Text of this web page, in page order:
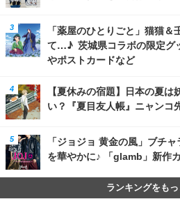
「薬屋のひとりごと」猫猫＆
て…♪ 茨城県コラボの限定グ
やポストカードなど
【夏休みの宿題】日本の夏
い？『夏目友人帳』ニャン
「ジョジョ 黄金の風」ブチ
を華やかに♪ 「glamb」新作
ランキングをも